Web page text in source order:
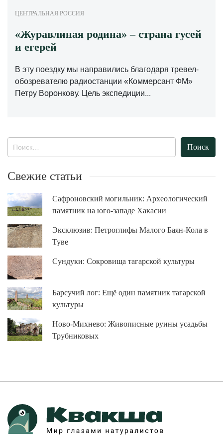
ЦЕНТРАЛЬНАЯ РОССИЯ
«Журавлиная родина» – страна гусей
и егерей
В эту поездку мы направились благодаря тревел-
обозревателю радиостанции «Коммерсант ФМ»
Петру Воронкову. Цель экспедиции...
Свежие статьи
Сафроновский могильник: Археологический
памятник на юго-западе Хакасии
Эксклюзив: Петроглифы Малого Баян-Кола в
Туве
Сундуки: Сокровища тагарской культуры
Барсучий лог: Ещё один памятник тагарской
культуры
Ново-Михнево: Живописные руины усадьбы
Трубниковых